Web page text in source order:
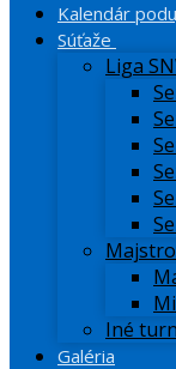
Kalendár
Súťaže
Liga
Iné
Galéria